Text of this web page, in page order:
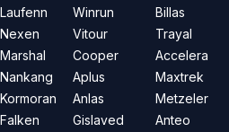
Laufenn
Nexen
Marshal
Nankang
Kormoran
Falken
Winrun
Vitour
Cooper
Aplus
Anlas
Gislaved
Billas
Trayal
Accelera
Maxtrek
Metzeler
Anteo